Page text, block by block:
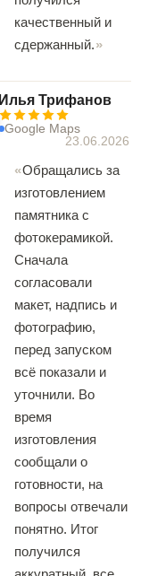
качественный и
сдержанный.
Илья Трифанов
Google Maps
23.06.2026
Обращались за
изготовлением
памятника с
фотокерамикой.
Сначала
согласовали
макет, надпись и
фотографию,
перед запуском
всё показали и
уточнили. Во
время
изготовления
сообщали о
готовности, на
вопросы отвечали
понятно. Итог
получился